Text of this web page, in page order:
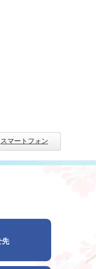
スマートフォン
先